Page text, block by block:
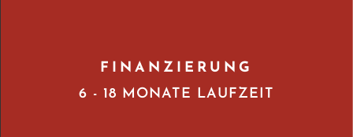
FINANZIERUNG
6 - 18 MONATE LAUFZEIT